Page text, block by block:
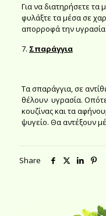
Για να διατηρήσετε τα
φυλάξτε τα μέσα σε
απορροφά την υγρασία
7. Σπαράγγια
Τα σπαράγγια, σε
θέλουν υγρασία.
κουζίνας και τα
ψυγείο. Θα αντέξουν
Share